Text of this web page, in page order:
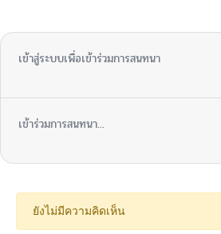
ตอนที่ 6
ตอนที่ 3
เข้าสู่ระบบเพื่อเข้าร่วมการสนทนา
เข้าร่วมการสนทนา...
ยังไม่มีความคิดเห็น